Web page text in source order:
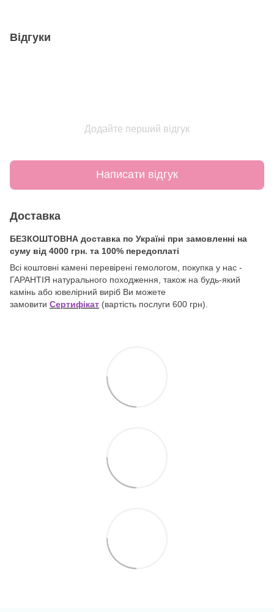
Відгуки
Додайте перший відгук
Написати відгук
Доставка
БЕЗКОШТОВНА доставка по Україні при замовленні на
суму від 4000 грн. та 100% передоплаті
Всі коштовні камені перевірені гемологом, покупка у нас -
ГАРАНТІЯ натурального походження, також на будь-який
камінь або ювелірний виріб Ви можете
замовити Сертифікат (вартість послуги 600 грн).